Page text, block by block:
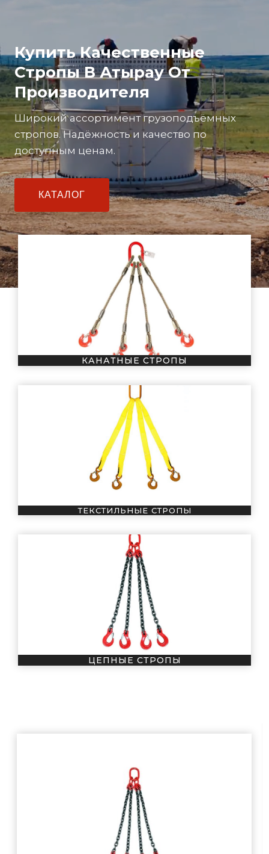
Купить Качественные
Стропы В Атырау От
Производителя
Широкий ассортимент грузоподъёмных
стропов. Надёжность и качество по
доступным ценам.
КАТАЛОГ
КАНАТНЫЕ СТРОПЫ
ТЕКСТИЛЬНЫЕ СТРОПЫ
ЦЕПНЫЕ СТРОПЫ